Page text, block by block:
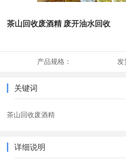
茶山回收废酒精 废开油水回收
产品规格： 发
关键词
茶山回收废酒精
详细说明